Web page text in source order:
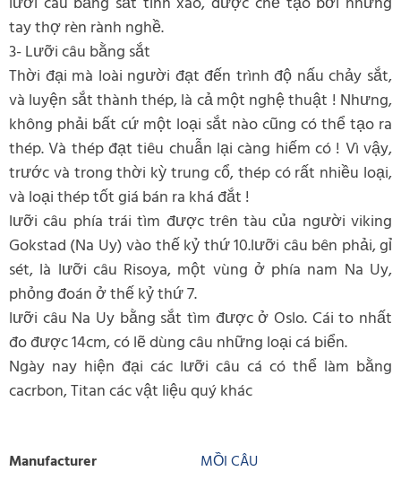
tay thợ rèn rành nghề.
3- Lưỡi câu bằng sắt
Thời đại mà loài người đạt đến trình độ nấu chảy sắt,
và luyện sắt thành thép, là cả một nghệ thuật ! Nhưng,
không phải bất cứ một loại sắt nào cũng có thể tạo ra
thép. Và thép đạt tiêu chuẫn lại càng hiếm có ! Vì vậy,
trước và trong thời kỳ trung cổ, thép có rất nhiều loại,
và loại thép tốt giá bán ra khá đắt !
lưỡi câu phía trái tìm được trên tàu của người viking
Gokstad (Na Uy) vào thế kỷ thứ 10.lưỡi câu bên phải, gỉ
sét, là lưỡi câu Risoya, một vùng ở phía nam Na Uy,
phỏng đoán ở thế kỷ thứ 7.
lưỡi câu Na Uy bằng sắt tìm được ở Oslo. Cái to nhất
đo được 14cm, có lẽ dùng câu những loại cá biển.
Ngày nay hiện đại các lưỡi câu cá có thể làm bằng
cacrbon, Titan các vật liệu quý khác
Manufacturer
MỒI CÂU